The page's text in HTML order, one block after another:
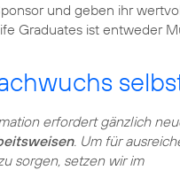
und geben ihr
Graduates ist entweder
erfordert gänzlich
. Um für
sorgen, setzen wir im